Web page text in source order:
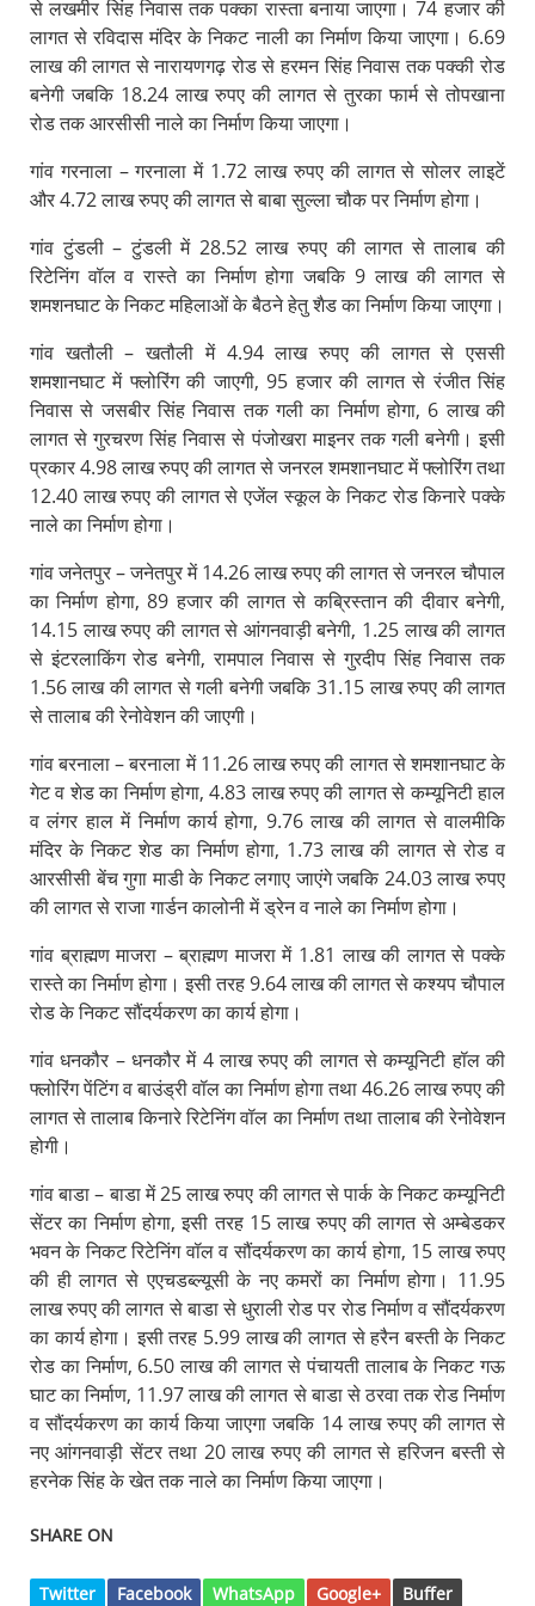
से लखमीर सिंह निवास तक पक्का रास्ता बनाया जाएगा। 74 हजार की
लागत से रविदास मंदिर के निकट नाली का निर्माण किया जाएगा। 6.69
लाख की लागत से नारायणगढ़ रोड से हरमन सिंह निवास तक पक्की रोड
बनेगी जबकि 18.24 लाख रुपए की लागत से तुरका फार्म से तोपखाना
रोड तक आरसीसी नाले का निर्माण किया जाएगा।
गांव गरनाला – गरनाला में 1.72 लाख रुपए की लागत से सोलर लाइटें
और 4.72 लाख रुपए की लागत से बाबा सुल्ला चौक पर निर्माण होगा।
गांव टुंडली – टुंडली में 28.52 लाख रुपए की लागत से तालाब की
रिटेनिंग वॉल व रास्ते का निर्माण होगा जबकि 9 लाख की लागत से
शमशनघाट के निकट महिलाओं के बैठने हेतु शैड का निर्माण किया जाएगा।
गांव खतौली – खतौली में 4.94 लाख रुपए की लागत से एससी
शमशानघाट में फ्लोरिंग की जाएगी, 95 हजार की लागत से रंजीत सिंह
निवास से जसबीर सिंह निवास तक गली का निर्माण होगा, 6 लाख की
लागत से गुरचरण सिंह निवास से पंजोखरा माइनर तक गली बनेगी। इसी
प्रकार 4.98 लाख रुपए की लागत से जनरल शमशानघाट में फ्लोरिंग तथा
12.40 लाख रुपए की लागत से एजेंल स्कूल के निकट रोड किनारे पक्के
नाले का निर्माण होगा।
गांव जनेतपुर – जनेतपुर में 14.26 लाख रुपए की लागत से जनरल चौपाल
का निर्माण होगा, 89 हजार की लागत से कब्रिस्तान की दीवार बनेगी,
14.15 लाख रुपए की लागत से आंगनवाड़ी बनेगी, 1.25 लाख की लागत
से इंटरलाकिंग रोड बनेगी, रामपाल निवास से गुरदीप सिंह निवास तक
1.56 लाख की लागत से गली बनेगी जबकि 31.15 लाख रुपए की लागत
से तालाब की रेनोवेशन की जाएगी।
गांव बरनाला – बरनाला में 11.26 लाख रुपए की लागत से शमशानघाट के
गेट व शेड का निर्माण होगा, 4.83 लाख रुपए की लागत से कम्यूनिटी हाल
व लंगर हाल में निर्माण कार्य होगा, 9.76 लाख की लागत से वालमीकि
मंदिर के निकट शेड का निर्माण होगा, 1.73 लाख की लागत से रोड व
आरसीसी बेंच गुगा माडी के निकट लगाए जाएंगे जबकि 24.03 लाख रुपए
की लागत से राजा गार्डन कालोनी में ड्रेन व नाले का निर्माण होगा।
गांव ब्राह्मण माजरा – ब्राह्मण माजरा में 1.81 लाख की लागत से पक्के
रास्ते का निर्माण होगा। इसी तरह 9.64 लाख की लागत से कश्यप चौपाल
रोड के निकट सौंदर्यकरण का कार्य होगा।
गांव धनकौर – धनकौर में 4 लाख रुपए की लागत से कम्यूनिटी हॉल की
फ्लोरिंग पेंटिंग व बाउंड्री वॉल का निर्माण होगा तथा 46.26 लाख रुपए की
लागत से तालाब किनारे रिटेनिंग वॉल का निर्माण तथा तालाब की रेनोवेशन
होगी।
गांव बाडा – बाडा में 25 लाख रुपए की लागत से पार्क के निकट कम्यूनिटी
सेंटर का निर्माण होगा, इसी तरह 15 लाख रुपए की लागत से अम्बेडकर
भवन के निकट रिटेनिंग वॉल व सौंदर्यकरण का कार्य होगा, 15 लाख रुपए
की ही लागत से एएचडब्ल्यूसी के नए कमरों का निर्माण होगा। 11.95
लाख रुपए की लागत से बाडा से धुराली रोड पर रोड निर्माण व सौंदर्यकरण
का कार्य होगा। इसी तरह 5.99 लाख की लागत से हरैन बस्ती के निकट
रोड का निर्माण, 6.50 लाख की लागत से पंचायती तालाब के निकट गऊ
घाट का निर्माण, 11.97 लाख की लागत से बाडा से ठरवा तक रोड निर्माण
व सौंदर्यकरण का कार्य किया जाएगा जबकि 14 लाख रुपए की लागत से
नए आंगनवाड़ी सेंटर तथा 20 लाख रुपए की लागत से हरिजन बस्ती से
हरनेक सिंह के खेत तक नाले का निर्माण किया जाएगा।
SHARE ON
Twitter Facebook WhatsApp Google+
Buffer